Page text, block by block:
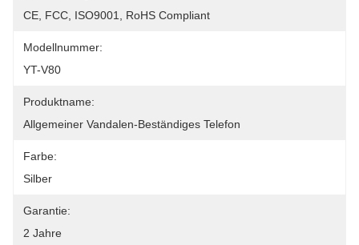
CE, FCC, ISO9001, RoHS Compliant
Modellnummer:
YT-V80
Produktname:
Allgemeiner Vandalen-Beständiges Telefon
Farbe:
Silber
Garantie:
2 Jahre